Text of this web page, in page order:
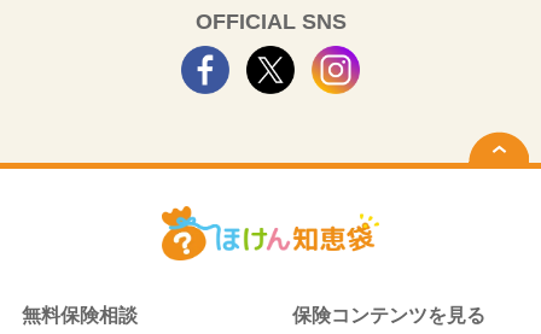
OFFICIAL SNS
無料保険相談 保険コンテンツを見る